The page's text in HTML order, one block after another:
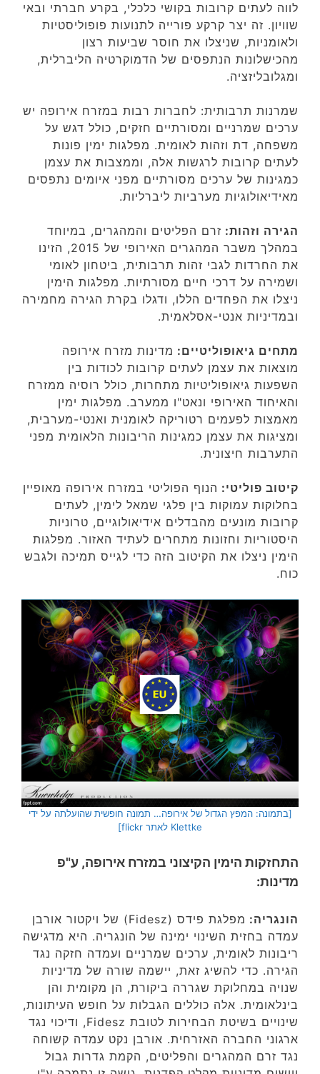
לווה לעתים קרובות בקושי כלכלי, בקרע חברתי ובאי
שוויון. זה יצר קרקע פורייה לתנועות פופוליסטיות
ולאומניות, שניצלו את חוסר שביעות רצון
מהכישלונות הנתפסים של הדמוקרטיה הליברלית,
ומגלובליזציה.
שמרנות תרבותית: לחברות רבות במזרח אירופה יש
ערכים שמרניים ומסורתיים חזקים, כולל דגש על
משפחה, דת וזהות לאומית. מפלגות ימין פונות
לעתים קרובות לרגשות אלה, וממצבות את עצמן
כמגינות של ערכים מסורתיים מפני איומים נתפסים
מאידיאולוגיות מערביות ליברליות.
הגירה וזהות: זרם הפליטים והמהגרים, במיוחד
במהלך משבר המהגרים האירופי של 2015, הזינו
את החרדות לגבי זהות תרבותית, ביטחון לאומי
ושמירה על דרכי חיים מסורתיות. מפלגות הימין
ניצלו את הפחדים הללו, ודגלו בקרת הגירה מחמירה
ובמדיניות אנטי-אסלאמית.
מתחים גיאופוליטיים: מדינות מזרח אירופה
מוצאות את עצמן לעתים קרובות לכודות בין
השפעות גיאופוליטיות מתחרות, כולל רוסיה ממזרח
והאיחוד האירופי ונאט"ו ממערב. מפלגות ימין
מאמצות לפעמים רטוריקה לאומנית ואנטי-מערבית,
ומציגות את עצמן כמגינות הריבונות הלאומית מפני
התערבות חיצונית.
קיטוב פוליטי: הנוף הפוליטי במזרח אירופה מאופיין
בחלוקות עמוקות בין פלגי שמאל לימין, לעתים
קרובות מונעים מהבדלים אידיאולוגיים, טרוניות
היסטוריות וחזונות מתחרים לעתיד האזור. מפלגות
הימין ניצלו את הקיטוב הזה כדי לגייס תמיכה ולגבש
כוח.
[בתמונה: המפץ הגדול של אירופה… תמונה חופשית שהועלתה על ידי
Klettke לאתר flickr]
התחזקות הימין הקיצוני במזרח אירופה, ע"פ
מדינות:
הונגריה:
מפלגת פידס (Fidesz) של ויקטור אורבן
עמדה בחזית השינוי ימינה של הונגריה. היא מדגישה
ריבונות לאומית, ערכים שמרניים ועמדה חזקה נגד
הגירה. כדי להשיג זאת, יישמה שורה של מדיניות
שנויה במחלוקת שגררה ביקורת, הן מקומית והן
בינלאומית. אלה כוללים הגבלות על חופש העיתונות,
שינויים בשיטת הבחירות לטובת Fidesz, ודיכוי נגד
ארגוני החברה האזרחית. אורבן נקט עמדה קשוחה
נגד זרם המהגרים והפליטים, הקמת גדרות גבול